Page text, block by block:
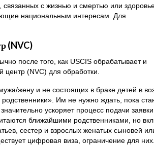
с жизнью и смертью или
национальным интересам. Для
(NVC)
после того, как USCIS обрабатывает и
(NVC) для обработки.
жену и не состоящих в браке детей в
Им не нужно ждать, пока
ускоряет процесс подачи
ближайшими родственниками, но
сестер и взрослых женатых сыновей
цифровая виза, ограничение для